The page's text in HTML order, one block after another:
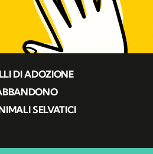
DI ADOZIONE
SELVATICI